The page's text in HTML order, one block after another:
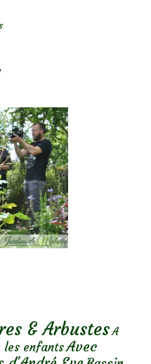
& Arbustes A
enfantsAvec